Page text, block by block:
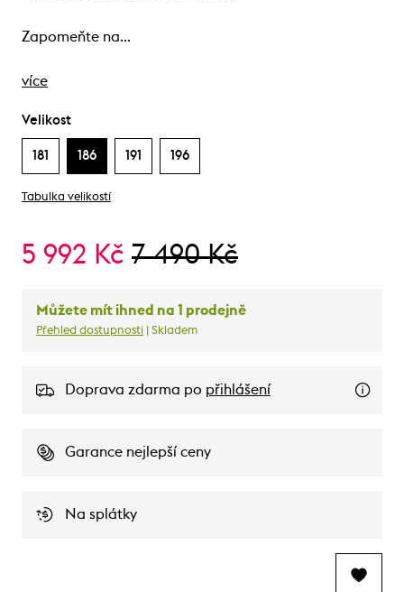
Zapomeňte na…
více
Velikost
181 186 191 196
Tabulka velikostí
5 992 Kč 7 490 Kč
Můžete mít ihned na 1 prodejně
Přehled dostupnosti | Skladem
Doprava zdarma po přihlášení
Garance nejlepší ceny
Na splátky